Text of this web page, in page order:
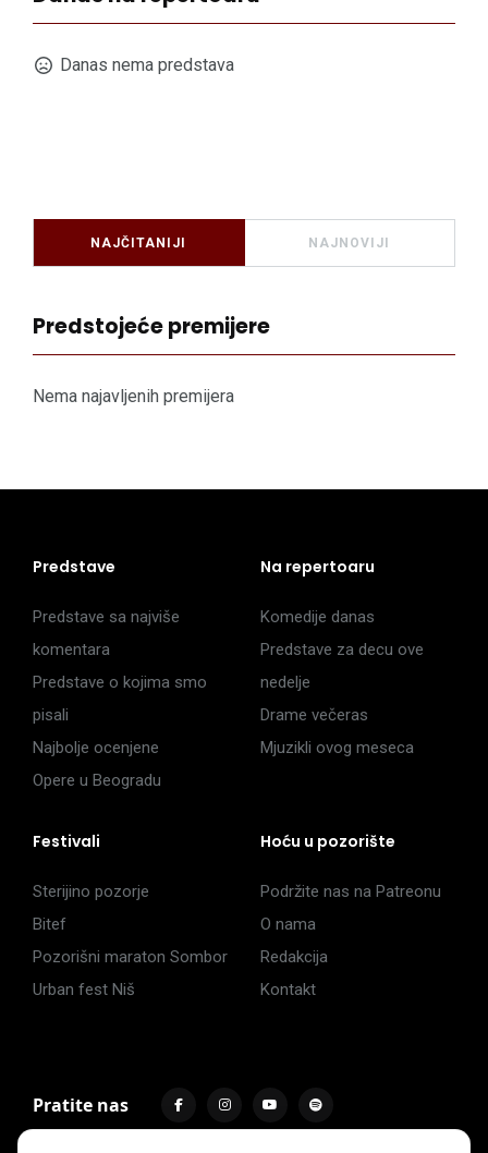
Danas nema predstava
NAJČITANIJI NAJNOVIJI
Predstojeće premijere
Nema najavljenih premijera
Predstave
Predstave sa najviše
komentara
Predstave o kojima smo
pisali
Najbolje ocenjene
Opere u Beogradu
Na repertoaru
Komedije danas
Predstave za decu ove
nedelje
Drame večeras
Mjuzikli ovog meseca
Festivali
Sterijino pozorje
Bitef
Pozorišni maraton Sombor
Urban fest Niš
Hoću u pozorište
Podržite nas na Patreonu
O nama
Redakcija
Kontakt
Pratite nas